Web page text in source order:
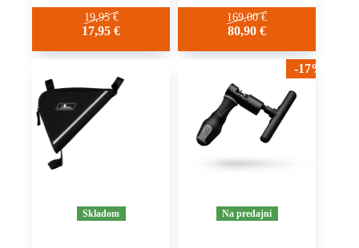
19,95€
17,95€
169,00€
80,90€
Skladom
-17%
Na predajni